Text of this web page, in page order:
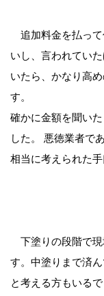
追加料金を払って
いし、言われてい
いたら、かなり高
す。
確かに金額を聞い
した。 悪徳業者で
相当に考えられた手
下塗りの段階で現
す。中塗りまで済
と考える方もいる